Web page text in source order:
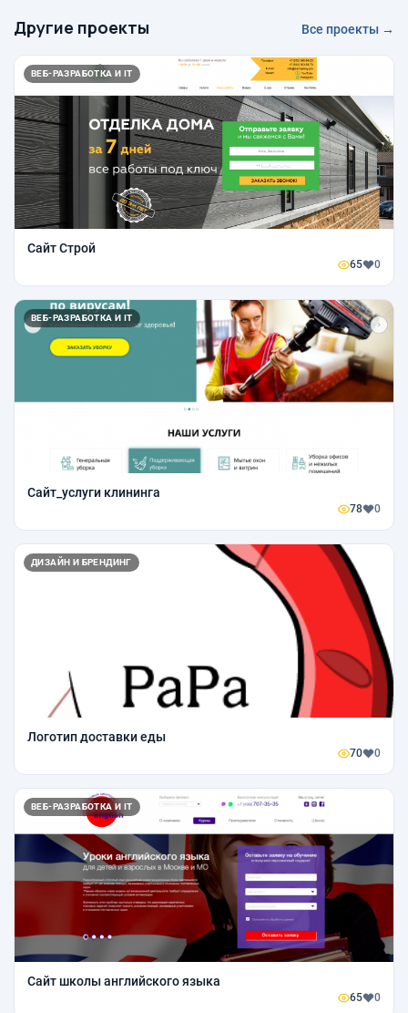
Другие проекты Все проекты →
ВЕБ-РАЗРАБОТКА И IT
Сайт Строй
65 0
ВЕБ-РАЗРАБОТКА И IT
Сайт_услуги клининга
78 0
ДИЗАЙН И БРЕНДИНГ
Логотип доставки еды
70 0
ВЕБ-РАЗРАБОТКА И IT
Сайт школы английского языка
65 0